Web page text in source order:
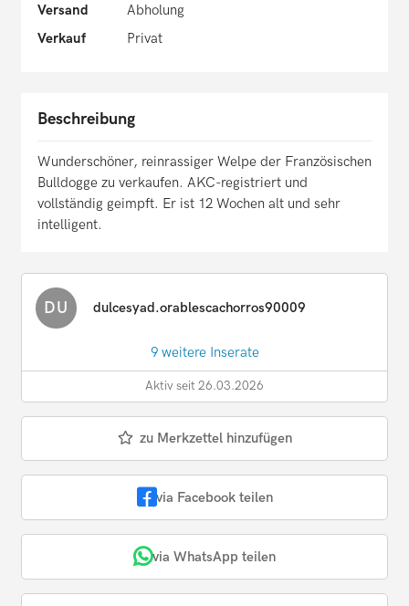
Versand
Abholung
Verkauf
Privat
Beschreibung
Wunderschöner, reinrassiger Welpe der Französischen
Bulldogge zu verkaufen. AKC-registriert und
vollständig geimpft. Er ist 12 Wochen alt und sehr
intelligent.
DU dulcesyad.orablescachorros90009
9 weitere Inserate
Aktiv seit 26.03.2026
zu Merkzettel hinzufügen
via Facebook teilen
via WhatsApp teilen